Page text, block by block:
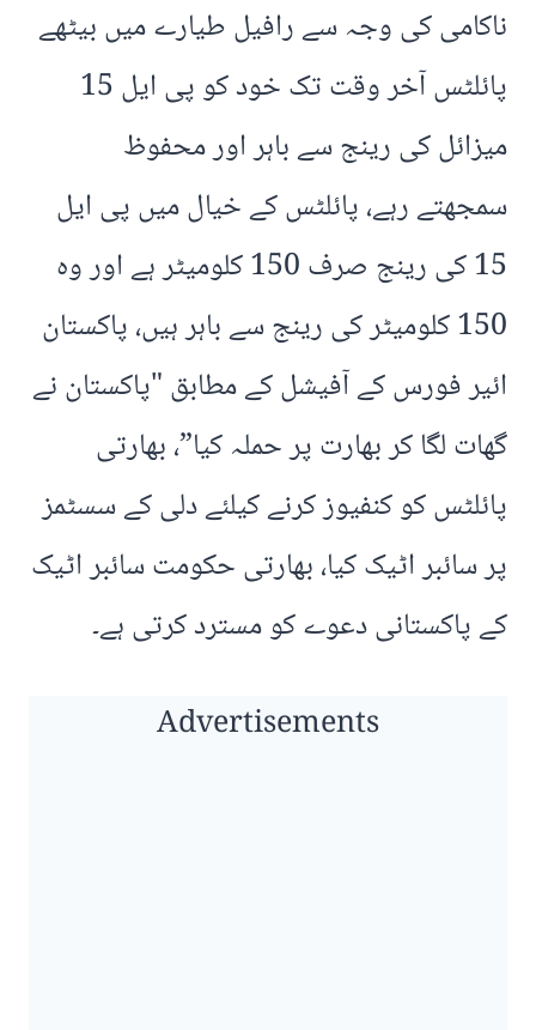
ناکامی کی وجہ سے رافیل طیارے میں بیٹھے
پائلٹس آخر وقت تک خود کو پی ایل 15
میزائل کی رینج سے باہر اور محفوظ
سمجھتے رہے، پائلٹس کے خیال میں پی ایل
15 کی رینج صرف 150 کلومیٹر ہے اور وہ
150 کلومیٹر کی رینج سے باہر ہیں، پاکستان
ائیر فورس کے آفیشل کے مطابق "پاکستان نے
گھات لگا کر بھارت پر حملہ کیا”، بھارتی
پائلٹس کو کنفیوز کرنے کیلئے دلی کے سسٹمز
پر سائبر اٹیک کیا، بھارتی حکومت سائبر اٹیک
کے پاکستانی دعوے کو مسترد کرتی ہے۔
Advertisements